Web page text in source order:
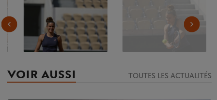
VOIR AUSSI TOUTES LES ACTUALITÉS